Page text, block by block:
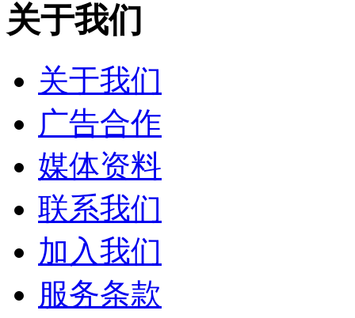
关于我们
关于我们
广告合作
媒体资料
联系我们
加入我们
服务条款